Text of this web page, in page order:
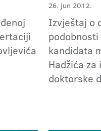
26. jun 2012.
Izvještaj o
kandidata
Hadžića za
doktorske